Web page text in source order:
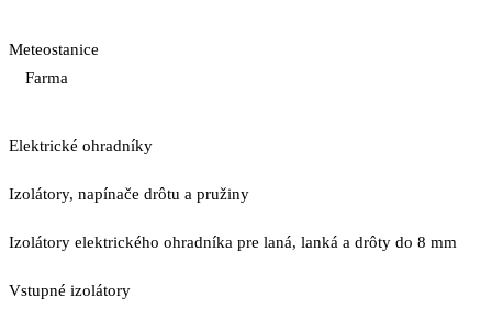
Meteostanice
Farma
Elektrické ohradníky
Izolátory, napínače drôtu a pružiny
Izolátory elektrického ohradníka pre laná, lanká a drôty do 8 mm
Vstupné izolátory